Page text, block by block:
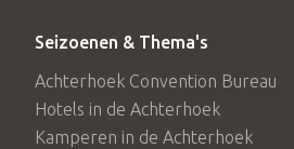
Seizoenen & Thema's
Achterhoek Convention Bureau
Hotels in de Achterhoek
Kamperen in de Achterhoek